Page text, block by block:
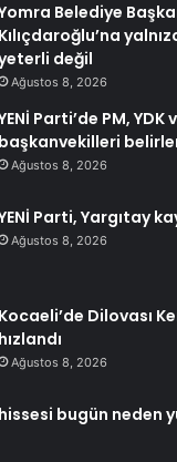
Belediye
Kılıçdaroğlu’na
değil
Ağustos 8, 2026
Parti’de PM, YDK
başkanvekilleri
Ağustos 8, 2026
Parti, Yargıtay
Ağustos 8, 2026
Kocaeli’de Dilovası
hızlandı
Ağustos 8, 2026
bugün neden